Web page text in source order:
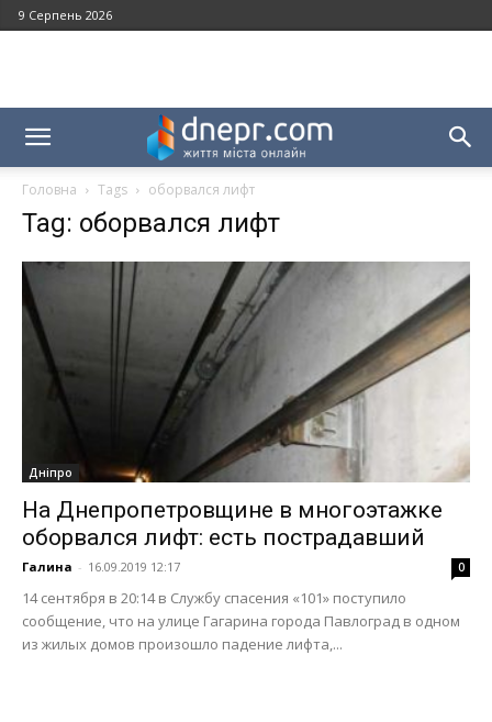
9 Серпень 2026
Головна Tags оборвался лифт
Tag: оборвался лифт
Дніпро
На Днепропетровщине в многоэтажке
оборвался лифт: есть пострадавший
Галина - 16.09.2019 12:17 0
14 сентября в 20:14 в Службу спасения «101» поступило
сообщение, что на улице Гагарина города Павлоград в одном
из жилых домов произошло падение лифта,...